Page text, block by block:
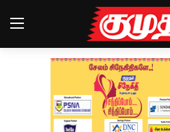
Magazines